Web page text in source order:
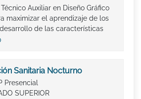
Auxiliar en Diseño Gráfico
maximizar el aprendizaje de los
de las características
Sanitaria Nocturno
Presencial
SUPERIOR